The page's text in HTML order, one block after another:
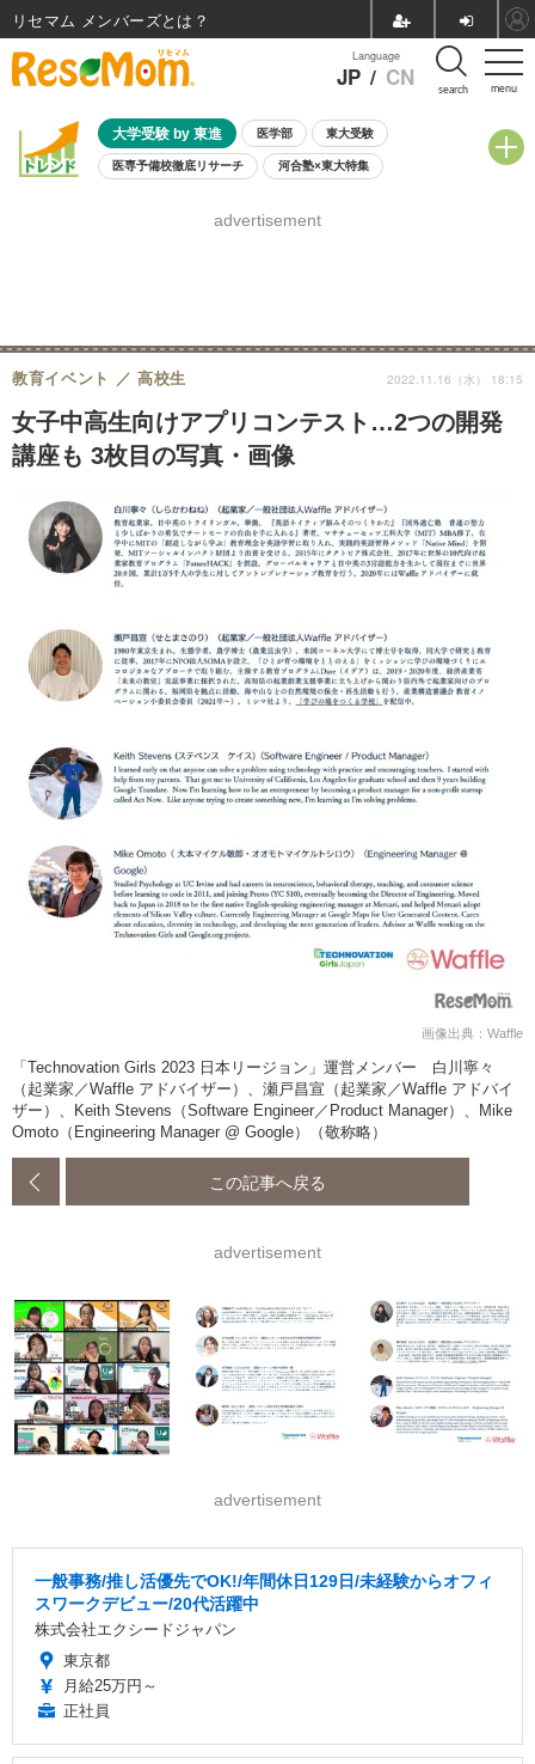
menu
Language
JP / CN search
大学受験 by 東進 医学部 東大受験
医専予備校徹底リサーチ 河合塾×東大特集
8月開催学校説明会・相談会
advertisement
女子中高生向けアプリコンテスト…2つの開発
講座も 3枚目の写真・画像
教育イベント 高校生 2022.11.16（水） 18:15
画像出典：Waffle
「Technovation Girls 2023 日本リージョン」運営メンバー 白川寧々
（起業家／Waffle アドバイザー）、瀬戸昌宣（起業家／Waffle アドバイ
ザー）、Keith Stevens（Software Engineer／Product Manager）、Mike
Omoto（Engineering Manager @ Google）（敬称略）
この記事へ戻る
advertisement
advertisement
一般事務/推し活優先でOK!/年間休日129日/未経験からオフィ
スワークデビュー/20代活躍中
株式会社エクシードジャパン
東京都
月給25万円～
正社員
リセマム メンバーズ